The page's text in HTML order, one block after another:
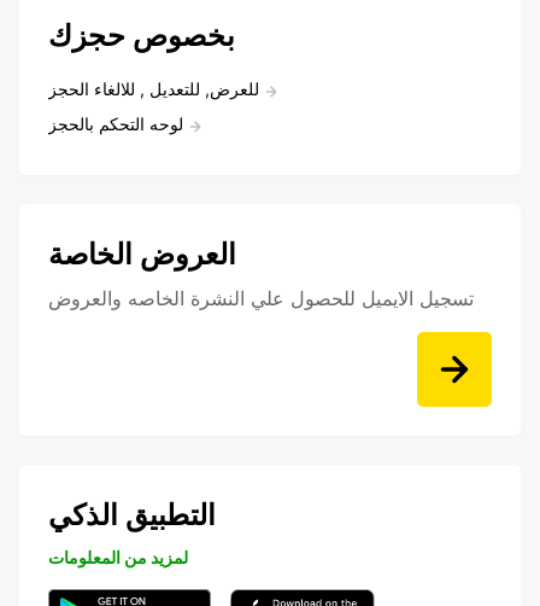
بخصوص حجزك
للعرض, للتعديل , للالغاء الحجز
لوحه التحكم بالحجز
العروض الخاصة
تسجيل الايميل للحصول علي النشرة الخاصه والعروض
التطبيق الذكي
لمزيد من المعلومات